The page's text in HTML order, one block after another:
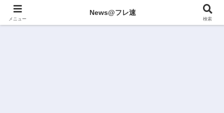
メニュー
News@フレ速
検索